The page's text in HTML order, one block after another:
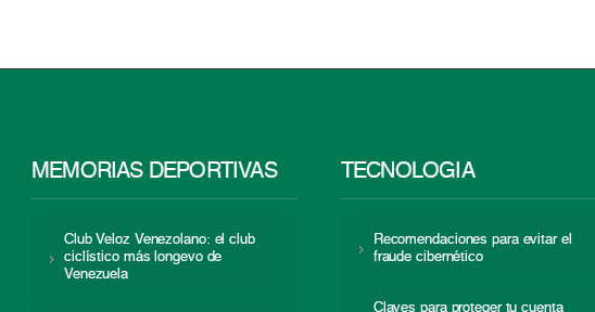
MEMORIAS DEPORTIVAS
Club Veloz Venezolano: el club
ciclístico más longevo de
Venezuela
TECNOLOGÍA
Recomendaciones para evitar el
fraude cibernético
Claves para proteger tu cuenta